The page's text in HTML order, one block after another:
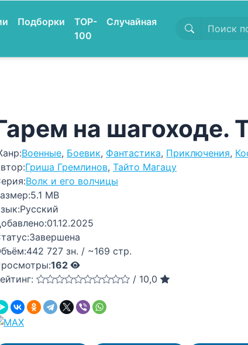
Подборки
TOP-
100
Случайная
на шагоходе.
Военные, Боевик, Фантастика, Приключения,
Гриша Гремлинов, Тайто Магацу
Волк и его волчицы
5.1 MB
Русский
01.12.2025
Завершена
442 727 зн. / ~169 стр.
162
/ 10,0